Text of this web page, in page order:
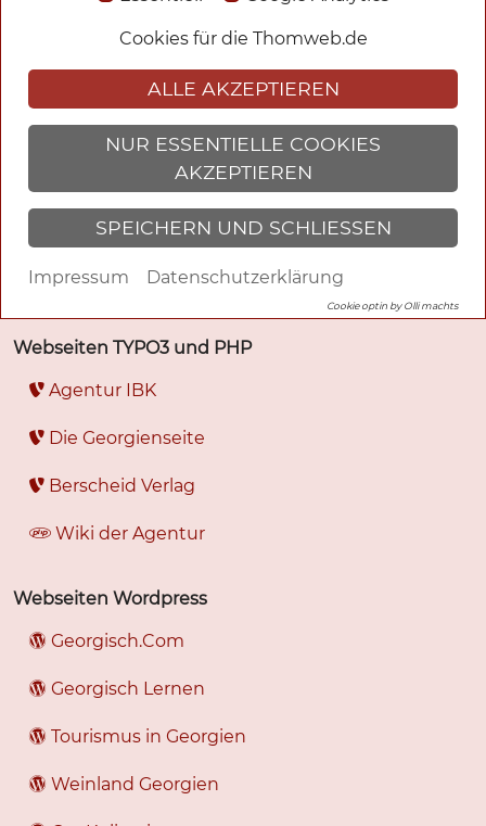
Tagesgeschichten
Bilder
Heinrich Sobeck
Suche
Webseiten TYPO3 und PHP
Agentur IBK
Die Georgienseite
Berscheid Verlag
Wiki der Agentur
Webseiten Wordpress
Georgisch.Com
Georgisch Lernen
Tourismus in Georgien
Weinland Georgien
Cookies für die Thomweb.de
ALLE AKZEPTIEREN
NUR ESSENTIELLE COOKIES
AKZEPTIEREN
SPEICHERN UND SCHLIESSEN
Impressum Datenschutzerklärung
Cookie optin by Olli machts